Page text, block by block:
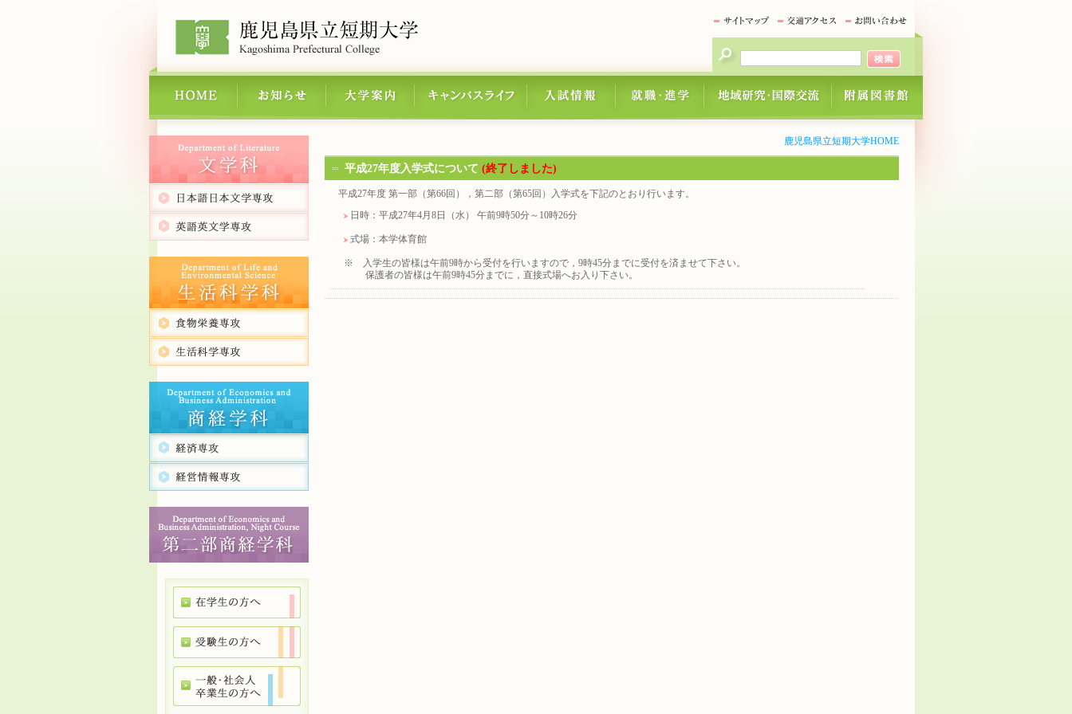
鹿児島県立短期大学HOME
平成27年度入学式について (終了しました)
平成27年度 第一部（第66回），第二部（第65回）入学式を下記のとおり行います。
日時：平成27年4月8日（水） 午前9時50分～10時26分
式場：本学体育館
※ 入学生の皆様は午前9時から受付を行いますので，9時45分までに受付を済ませて下さい。
保護者の皆様は午前9時45分までに，直接式場へお入り下さい。